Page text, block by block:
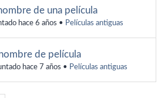
de una película
hace 6 años • Películas antiguas
de película
hace 7 años • Películas antiguas